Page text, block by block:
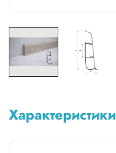
Характеристики